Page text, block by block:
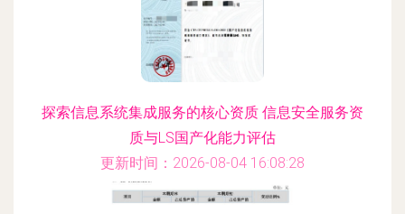
探索信息系统集成服务的核心资质 信息安全服务资
质与LS国产化能力评估
更新时间：2026-08-04 16:08:28